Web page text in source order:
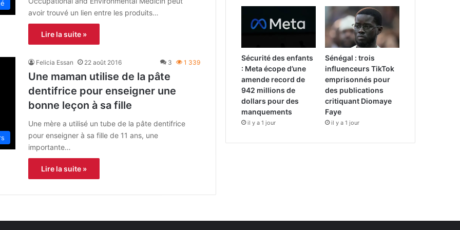
avoir trouvé un lien entre les produits…
Lire la suite »
Felicia Essan 22 août 2016 3 1 339
Une maman utilise de la pâte
dentifrice pour enseigner une
bonne leçon à sa fille
Une mère a utilisé un tube de la pâte dentifrice
pour enseigner à sa fille de 11 ans, une
importante…
Lire la suite »
Sécurité des enfants
: Meta écope d’une
amende record de
942 millions de
dollars pour des
manquements
il y a 1 jour
Sénégal : trois
influenceurs TikTok
emprisonnés pour
des publications
critiquant Diomaye
Faye
il y a 1 jour